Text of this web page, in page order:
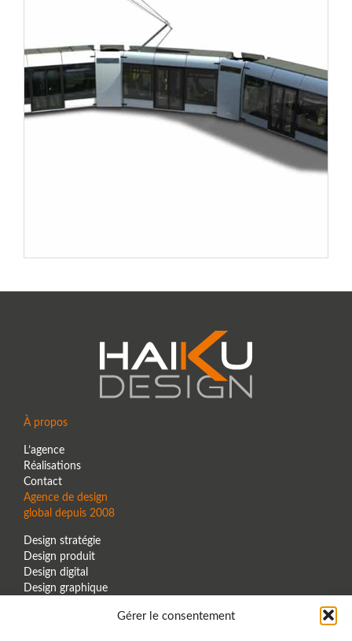
Gérer le consentement
À propos
L’agence
Réalisations
Contact
Agence de design
global depuis 2008
Design stratégie
Design produit
Design digital
Design graphique